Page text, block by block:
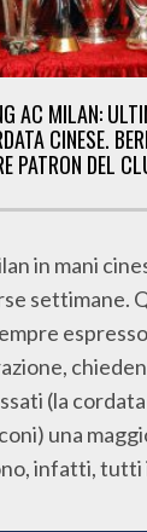
AC MILAN:
CINESE.
PATRON DEL
in mani
settimane.
(la cordata
una
infatti, tutti